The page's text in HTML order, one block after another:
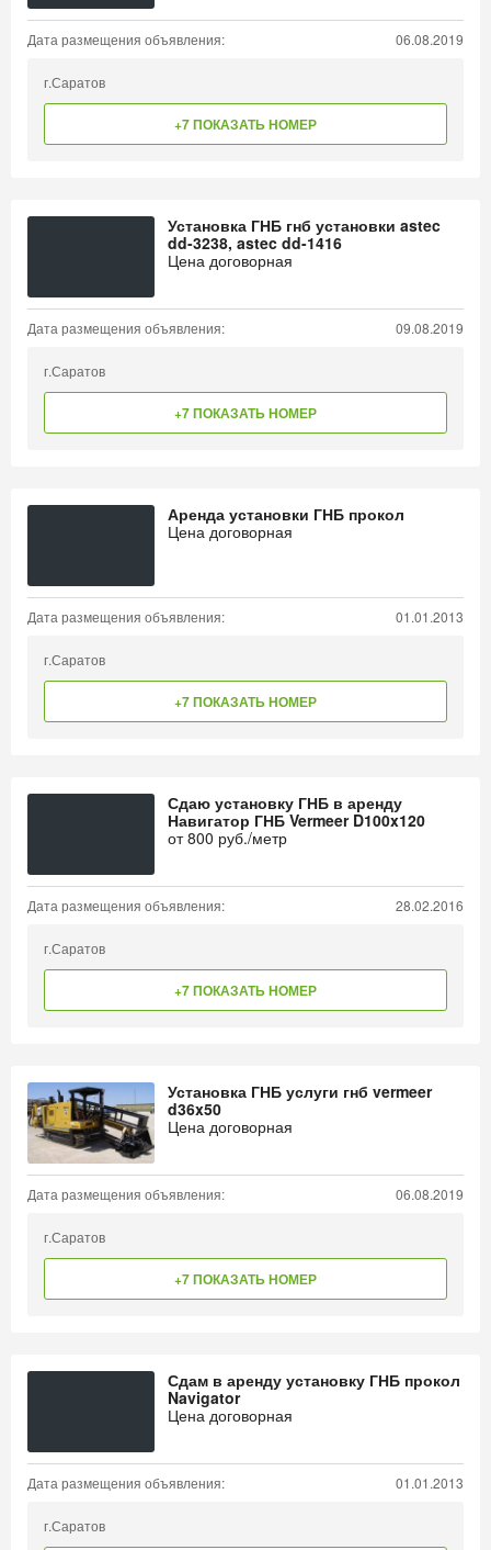
Дата размещения объявления: 06.08.2019
г.Саратов
+7 ПОКАЗАТЬ НОМЕР
Установка ГНБ гнб установки astec
dd-3238, astec dd-1416
Цена договорная
Дата размещения объявления: 09.08.2019
г.Саратов
+7 ПОКАЗАТЬ НОМЕР
Аренда установки ГНБ прокол
Цена договорная
Дата размещения объявления: 01.01.2013
г.Саратов
+7 ПОКАЗАТЬ НОМЕР
Сдаю установку ГНБ в аренду
Навигатор ГНБ Vermeer D100x120
от800 руб./метр
Дата размещения объявления: 28.02.2016
г.Саратов
+7 ПОКАЗАТЬ НОМЕР
Установка ГНБ услуги гнб vermeer
d36x50
Цена договорная
Дата размещения объявления: 06.08.2019
г.Саратов
+7 ПОКАЗАТЬ НОМЕР
Сдам в аренду установку ГНБ прокол
Navigator
Цена договорная
Дата размещения объявления: 01.01.2013
г.Саратов